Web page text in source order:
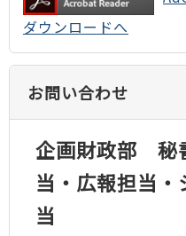
ダウンロードへ
お問い合わせ
企画財政部 秘
当・広報担当
当